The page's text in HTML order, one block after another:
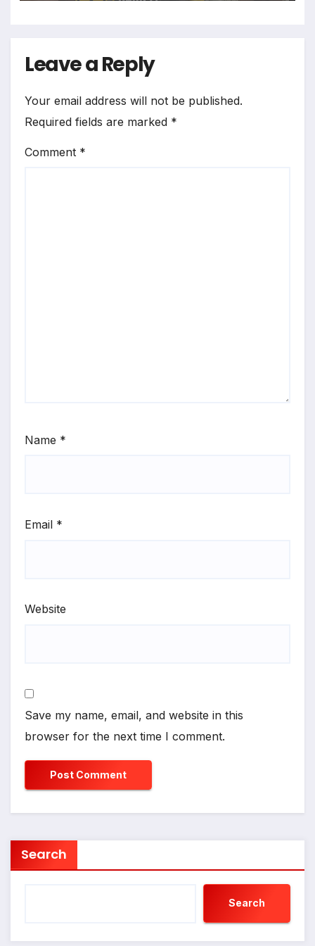
Leave a Reply
Your email address will not be published.
Required fields are marked *
Comment *
Name *
Email *
Website
Save my name, email, and website in this
browser for the next time I comment.
Search
Search